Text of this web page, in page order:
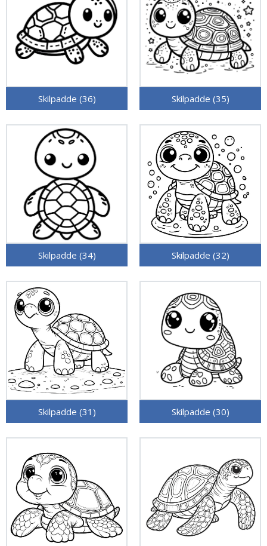
Skilpadde (36) Skilpadde (35)
Skilpadde (34) Skilpadde (32)
Skilpadde (31) Skilpadde (30)